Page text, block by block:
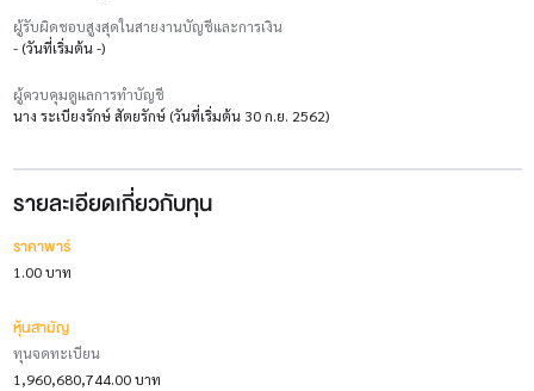
ผู้รับผิดชอบสูงสุดในสายงานบัญชีและการเงิน
- (วันที่เริ่มต้น -)
ผู้ควบคุมดูแลการทำบัญชี
นาง ระเบียงรักษ์ สัตยรักษ์ (วันที่เริ่มต้น 30 ก.ย. 2562)
รายละเอียดเกี่ยวกับทุน
ราคาพาร์
1.00 บาท
หุ้นสามัญ
ทุนจดทะเบียน
1,960,680,744.00 บาท